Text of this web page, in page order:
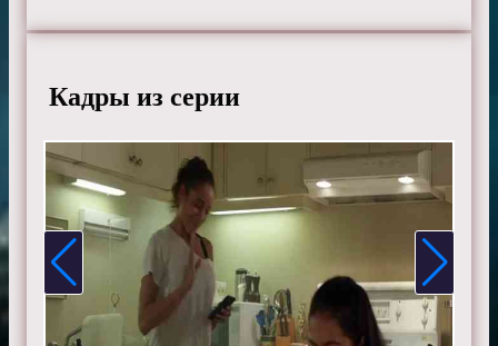
Лана Паррия, Джошуа Даллас, Джаред Гилмор, Роберт
Бэйли, Меган Ори, Эмили де Рэвин, Колин О'Донохью,
Майкл Реймонд-Джеймс, Майкл Сока, Ребекка Мэйдер,
Габриэль Анвар, Элисон Фернандес и Мекиа Кокс.
Смотрите онлайн 7 сезон 17 серию «Однажды в
сказке» бесплатно в хорошем HD качестве, на
телефоне, планшете, пк или телевизоре на сайте
onceupon-a-time.ru.
Кадры из серии